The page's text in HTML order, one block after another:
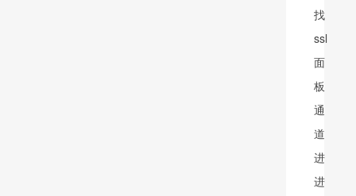
找
ssl
面
板
通
道
进
进